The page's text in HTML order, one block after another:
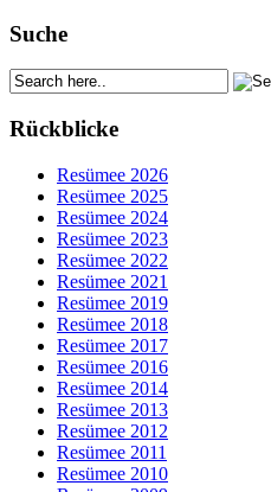
Suche
Rückblicke
Resümee 2026
Resümee 2025
Resümee 2024
Resümee 2023
Resümee 2022
Resümee 2021
Resümee 2019
Resümee 2018
Resümee 2017
Resümee 2016
Resümee 2014
Resümee 2013
Resümee 2012
Resümee 2011
Resümee 2010